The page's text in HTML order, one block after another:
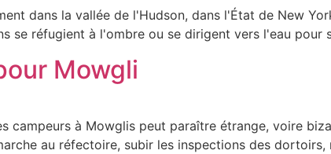
dans la vallée de l'Hudson, dans l'État de New
se réfugient à l'ombre ou se dirigent vers l'eau pour
Mowgli
campeurs à Mowglis peut paraître étrange, voire
au réfectoire, subir les inspections des dortoirs,